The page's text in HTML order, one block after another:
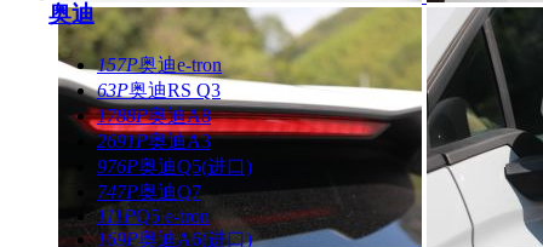
奥迪
157P奥迪e-tron
63P奥迪RS Q3
1788P奥迪A8
2691P奥迪A3
976P奥迪Q5(进口)
747P奥迪Q7
111PQ5 e-tron
169P奥迪A6(进口)